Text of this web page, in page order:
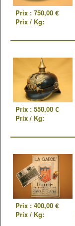
Prix : 750,00 €
Prix / Kg:
Prix : 550,00 €
Prix / Kg:
Prix : 400,00 €
Prix / Kg: